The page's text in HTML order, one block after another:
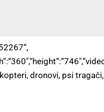
dronovi, psi